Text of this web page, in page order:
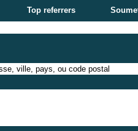
Top referrers